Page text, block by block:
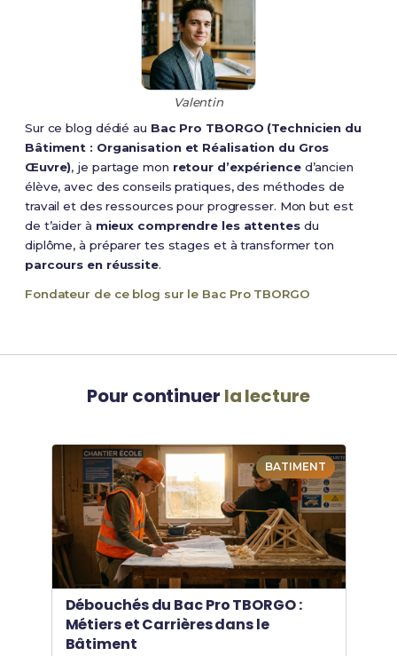
Valentin
Sur ce blog dédié au Bac Pro TBORGO (Technicien du
Bâtiment : Organisation et Réalisation du Gros
Œuvre), je partage mon retour d’expérienced’ancien
élève, avec des conseils pratiques, des méthodes de
travail et des ressources pour progresser. Mon but est
de t’aider à mieux comprendre les attentesdu
diplôme, à préparer tes stages et à transformer ton
parcours en réussite.
Fondateur de ce blog sur le Bac Pro TBORGO
Pour continuer la lecture
BATIMENT
Débouchés du Bac Pro TBORGO :
Métiers et Carrières dans le
Bâtiment